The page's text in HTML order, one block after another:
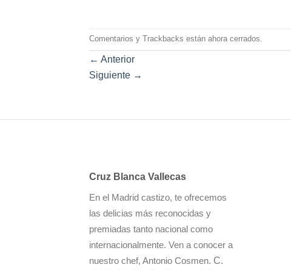
Comentarios y Trackbacks están ahora cerrados.
← Anterior
Siguiente →
Cruz Blanca Vallecas
En el Madrid castizo, te ofrecemos
las delicias más reconocidas y
premiadas tanto nacional como
internacionalmente. Ven a conocer a
nuestro chef, Antonio Cosmen. C.